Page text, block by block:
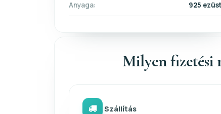
Anyaga: 925 ezüst
Milyen fizetési
Szállítás